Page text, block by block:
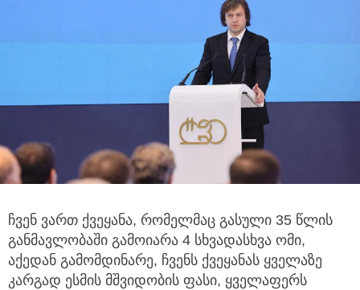
ჩვენ ვართ ქვეყანა, რომელმაც გასული 35 წლის
განმავლობაში გამოიარა 4 სხვადასხვა ომი,
აქედან გამომდინარე, ჩვენს ქვეყანას ყველაზე
კარგად ესმის მშვიდობის ფასი, ყველაფერს